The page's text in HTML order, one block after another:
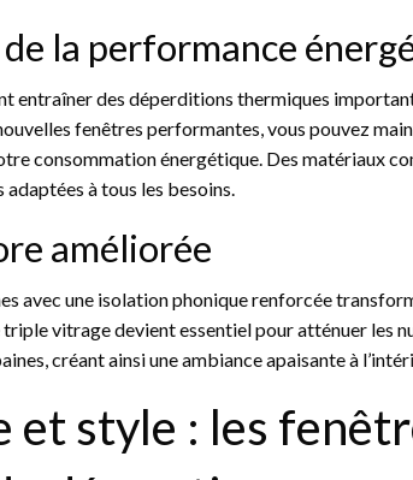
la performance
entraîner des déperditions thermiques
fenêtres performantes, vous pouvez
consommation énergétique. Des matériaux
à tous les besoins.
améliorée
avec une isolation phonique renforcée
vitrage devient essentiel pour atténuer les
créant ainsi une ambiance apaisante à
et style : les